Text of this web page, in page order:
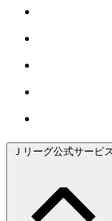
Ｊリーグ公式サービス